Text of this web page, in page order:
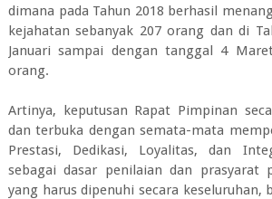
dimana pada Tahun 2018 berhasil
kejahatan sebanyak 207 orang dan di
Januari sampai dengan tanggal 4
orang.
Artinya, keputusan Rapat Pimpinan
dan terbuka dengan semata-mata
Prestasi, Dedikasi, Loyalitas, dan
sebagai dasar penilaian dan prasyarat
yang harus dipenuhi secara keseluruhan,